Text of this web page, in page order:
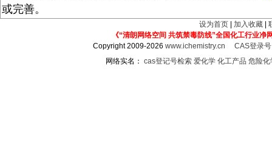
或完善。
设为首页 加入收藏
《“清朗网络空间 共筑禁毒防线”全国化工行业净
Copyright 2009-2026www.ichemistry.cn
CAS登录
网络实名： cas登记号检索 爱化学 化工产品 危险化